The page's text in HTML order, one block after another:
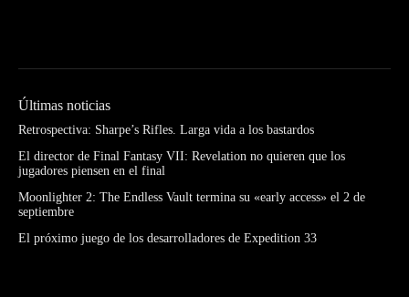
Últimas noticias
Retrospectiva: Sharpe’s Rifles. Larga vida a los bastardos
El director de Final Fantasy VII: Revelation no quieren que los
jugadores piensen en el final
Moonlighter 2: The Endless Vault termina su «early access» el 2 de
septiembre
El próximo juego de los desarrolladores de Expedition 33